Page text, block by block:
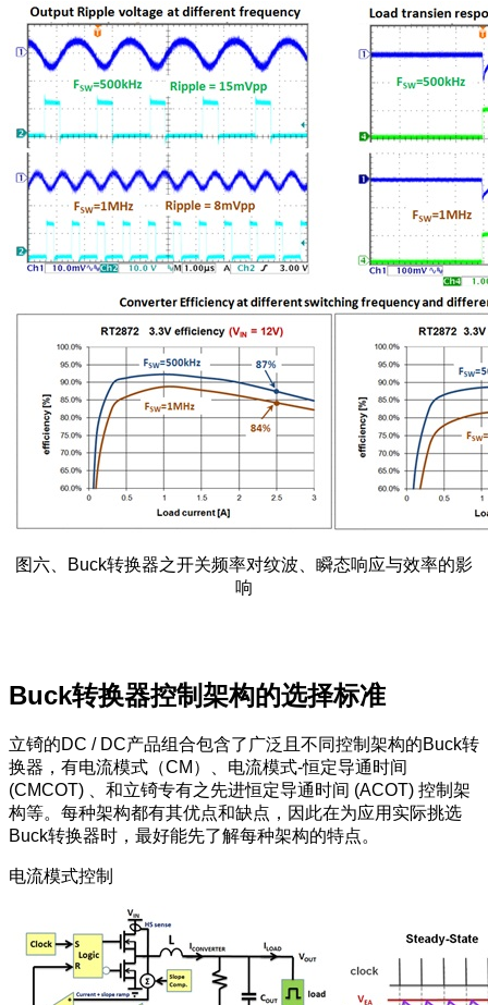
图六、Buck转换器之开关频率对纹波、瞬态响应与效率的影
响
Buck转换器控制架构的选择标准
立锜的DC / DC产品组合包含了广泛且不同控制架构的Buck转
换器，有电流模式（CM）、电流模式-恒定导通时间
(CMCOT) 、和立锜专有之先进恒定导通时间 (ACOT) 控制架
构等。每种架构都有其优点和缺点，因此在为应用实际挑选
Buck转换器时，最好能先了解每种架构的特点。
电流模式控制